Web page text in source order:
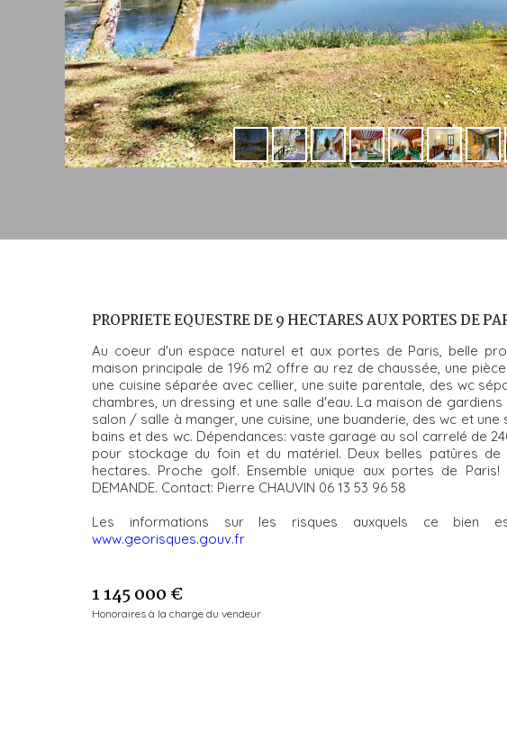
PROPRIETE EQUESTRE DE 9 HECTARES AUX PORTES DE
Au coeur d'un espace naturel et aux portes de Paris, belle
maison principale de 196 m2 offre au rez de chaussée, une
une cuisine séparée avec cellier, une suite parentale, des wc
chambres, un dressing et une salle d'eau. La maison de
salon / salle à manger, une cuisine, une buanderie, des wc et
bains et des wc. Dépendances: vaste garage au sol carrelé de
pour stockage du foin et du matériel. Deux belles patûres de
hectares. Proche golf. Ensemble unique aux portes de Paris!
DEMANDE. Contact: Pierre CHAUVIN 06 13 53 96 58
Les informations sur les risques auxquels ce bien
www.georisques.gouv.fr
1 145 000 €
Honoraires à la charge du vendeur